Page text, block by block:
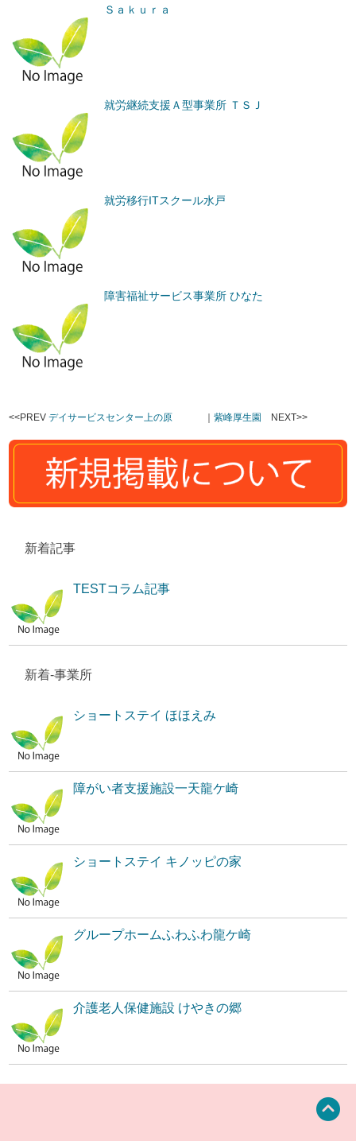
Ｓａｋｕｒａ
就労継続支援Ａ型事業所 ＴＳＪ
就労移行ITスクール水戸
障害福祉サービス事業所 ひなた
<<PREVデイサービスセンター上の原 ｜紫峰厚生園 NEXT>>
新着記事
TESTコラム記事
新着-事業所
ショートステイ ほほえみ
障がい者支援施設一天龍ケ崎
ショートステイ キノッピの家
グループホームふわふわ龍ケ崎
介護老人保健施設 けやきの郷